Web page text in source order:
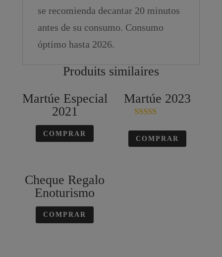
se recomienda decantar 20 minutos
antes de su consumo. Consumo
óptimo hasta 2026.
Produits similaires
Martúe Especial
2021
COMPRAR
Martúe 2023
5.00
sur 5
COMPRAR
Cheque Regalo
Enoturismo
COMPRAR